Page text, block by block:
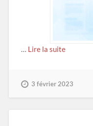
… Lire la suite
3 février 2023